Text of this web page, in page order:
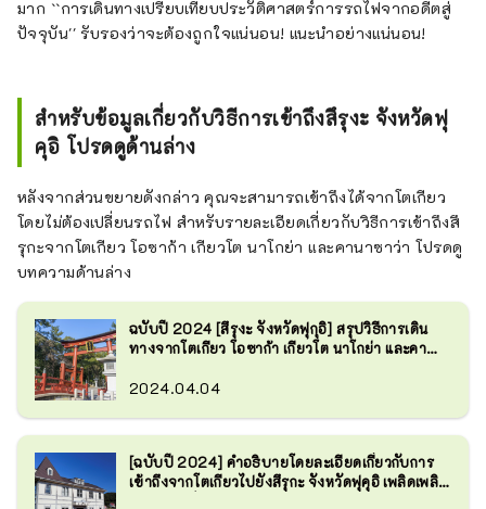
มาก ``การเดินทางเปรียบเทียบประวัติศาสตร์การรถไฟจากอดีตสู่
ปัจจุบัน'' รับรองว่าจะต้องถูกใจแน่นอน! แนะนำอย่างแน่นอน!
สำหรับข้อมูลเกี่ยวกับวิธีการเข้าถึงสึรุงะ จังหวัดฟุ
คุอิ โปรดดูด้านล่าง
หลังจากส่วนขยายดังกล่าว คุณจะสามารถเข้าถึงได้จากโตเกียว
โดยไม่ต้องเปลี่ยนรถไฟ สำหรับรายละเอียดเกี่ยวกับวิธีการเข้าถึงสึ
รุกะจากโตเกียว โอซาก้า เกียวโต นาโกย่า และคานาซาว่า โปรดดู
บทความด้านล่าง
ฉบับปี 2024 [สึรุงะ จังหวัดฟุกุอิ] สรุปวิธีการเดิน
ทางจากโตเกียว โอซาก้า เกียวโต นาโกย่า และคา
ท่าเรือ"
2024.04.04
[ฉบับปี 2024] คำอธิบายโดยละเอียดเกี่ยวกับการ
เข้าถึงจากโตเกียวไปยังสึรุกะ จังหวัดฟุคุอิ เพลิดเพลิน